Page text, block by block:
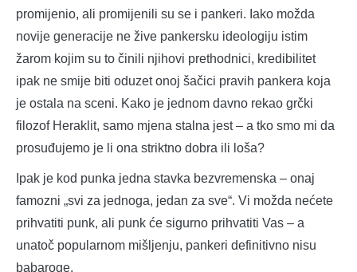
promijenio, ali promijenili su se i pankeri. Iako možda
novije generacije ne žive pankersku ideologiju istim
žarom kojim su to činili njihovi prethodnici, kredibilitet
ipak ne smije biti oduzet onoj šačici pravih pankera koja
je ostala na sceni. Kako je jednom davno rekao grčki
filozof Heraklit, samo mjena stalna jest – a tko smo mi da
prosuđujemo je li ona striktno dobra ili loša?
Ipak je kod punka jedna stavka bezvremenska – onaj
famozni „svi za jednoga, jedan za sve“. Vi možda nećete
prihvatiti punk, ali punk će sigurno prihvatiti Vas – a
unatoč popularnom mišljenju, pankeri definitivno nisu
babaroge.